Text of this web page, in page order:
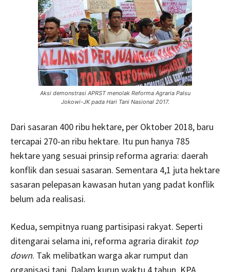
Aksi demonstrasi APRST menolak Reforma Agraria Palsu
Jokowi-JK pada Hari Tani Nasional 2017.
Dari sasaran 400 ribu hektare, per Oktober 2018, baru
tercapai 270-an ribu hektare. Itu pun hanya 785
hektare yang sesuai prinsip reforma agraria: daerah
konflik dan sesuai sasaran. Sementara 4,1 juta hektare
sasaran pelepasan kawasan hutan yang padat konflik
belum ada realisasi.
Kedua, sempitnya ruang partisipasi rakyat. Seperti
ditengarai selama ini, reforma agraria dirakit top
down. Tak melibatkan warga akar rumput dan